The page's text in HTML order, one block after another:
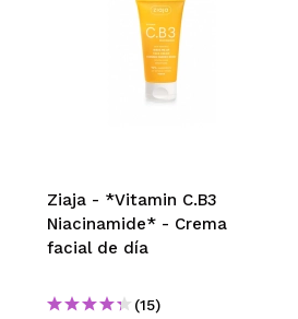
Ziaja - *Vitamin C.B3
Niacinamide* - Crema
facial de día
(15)